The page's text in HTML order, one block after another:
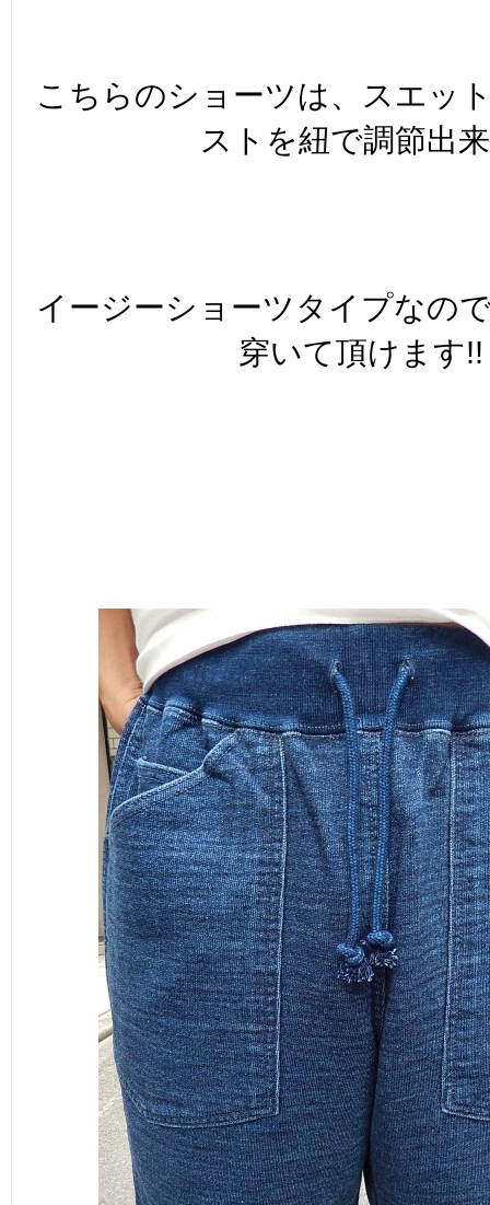
こちらのショーツは、スエッ
ストを紐で調節出
イージーショーツタイプなの
穿いて頂けます!!